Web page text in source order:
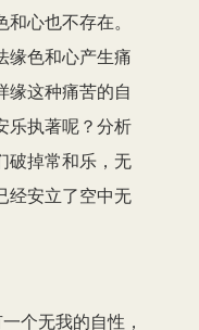
心也不存在。
缘色和心产生痛
缘这种痛苦的自
乐执著呢？分析
破掉常和乐，无
经安立了空中无
个无我的自性，